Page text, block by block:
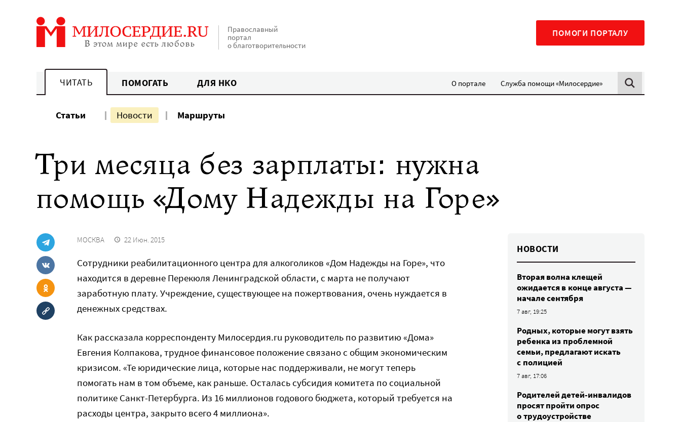
Православный
портал
о благотворительности
ПОМОГИ ПОРТАЛУ
ЧИТАТЬ ПОМОГАТЬ ДЛЯ НКО О портале Служба помощи «Милосердие»
Статьи Новости Маршруты
Три месяца без зарплаты: нужна
помощь «Дому Надежды на Горе»
МОСКВА 22 Июн. 2015
Сотрудники реабилитационного центра для алкоголиков «Дом Надежды на Горе», что
находится в деревне Перекюля Ленинградской области, с марта не получают
заработную плату. Учреждение, существующее на пожертвования, очень нуждается в
денежных средствах.
Как рассказала корреспонденту Милосердия.ru руководитель по развитию «Дома»
Евгения Колпакова, трудное финансовое положение связано с общим экономическим
кризисом. «Те юридические лица, которые нас поддерживали, не могут теперь
помогать нам в том объеме, как раньше. Осталась субсидия комитета по социальной
политике Санкт-Петербурга. Из 16 миллионов годового бюджета, который требуется на
расходы центра, закрыто всего 4 миллиона».
НОВОСТИ
Вторая волна клещей
ожидается в конце августа —
начале сентября
7 авг, 19:25
Родных, которые могут взять
ребенка из проблемной
семьи, предлагают искать
с полицией
7 авг, 17:06
Родителей детей-инвалидов
просят пройти опрос
о трудоустройстве